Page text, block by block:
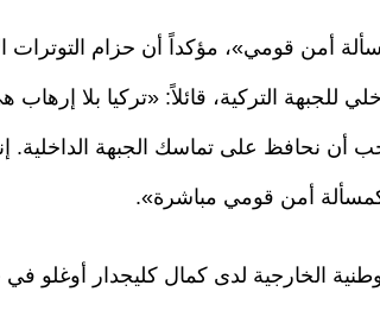
أمن قومي»، مؤكداً أن حزام التوترات
للجبهة التركية، قائلاً: «تركيا بلا
أن نحافظ على تماسك الجبهة الداخلية.
أمن قومي مباشرة».
الخارجية لدى كمال كليجدار أوغلو